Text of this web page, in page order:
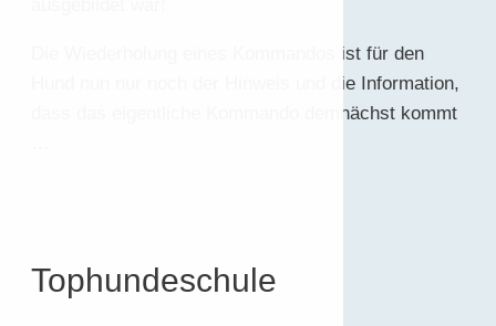
Die Wiederholung eines Kommandos ist für den
Hund nun nur noch der Hinweis und die Information,
dass das eigentliche Kommando demnächst kommt
Tophundeschule